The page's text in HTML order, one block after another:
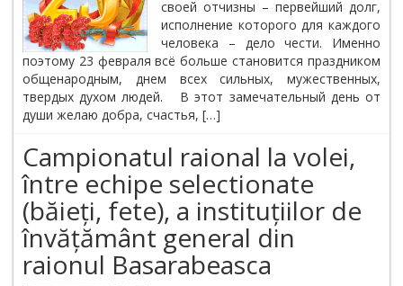
своей отчизны – первейший долг,
исполнение которого для каждого
человека – дело чести. Именно
поэтому 23 февраля всё больше становится праздником
общенародным, днем всех сильных, мужественных,
твердых духом людей. В этот замечательный день от
души желаю добра, счастья, […]
Campionatul raional la volei,
între echipe selectionate
(băieți, fete), a instituțiilor de
învățământ general din
raionul Basarabeasca